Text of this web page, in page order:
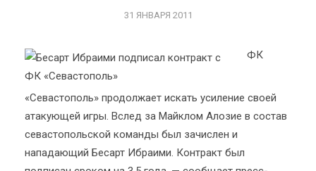
31 ЯНВАРЯ 2011
ФК
«Севастополь» продолжает искать усиление своей
атакующей игры. Вслед за Майклом Алозие в состав
севастопольской команды был зачислен и
нападающий Бесарт Ибраими. Контракт был